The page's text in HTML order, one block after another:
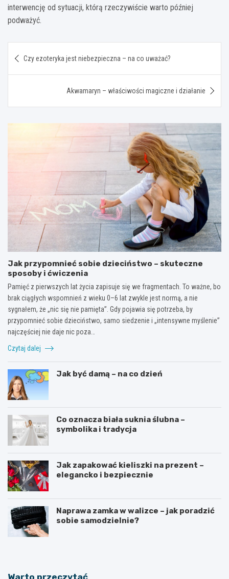
interwencję od sytuacji, którą rzeczywiście warto później
podważyć.
wpisu
Czy ezoteryka jest niebezpieczna – na co uważać?
Akwamaryn – właściwości magiczne i działanie
Jak przypomnieć sobie dzieciństwo – skuteczne
sposoby i ćwiczenia
Pamięć z pierwszych lat życia zapisuje się we fragmentach. To ważne, bo
brak ciągłych wspomnień z wieku 0–6 lat zwykle jest normą, a nie
sygnałem, że „nic się nie pamięta”. Gdy pojawia się potrzeba, by
przypomnieć sobie dzieciństwo, samo siedzenie i „intensywne myślenie”
najczęściej nie daje nic poza…
Czytaj dalej
Jak być damą – na co dzień
Co oznacza biała suknia ślubna –
symbolika i tradycja
Jak zapakować kieliszki na prezent –
elegancko i bezpiecznie
Naprawa zamka w walizce – jak poradzić
sobie samodzielnie?
Warto przeczytać